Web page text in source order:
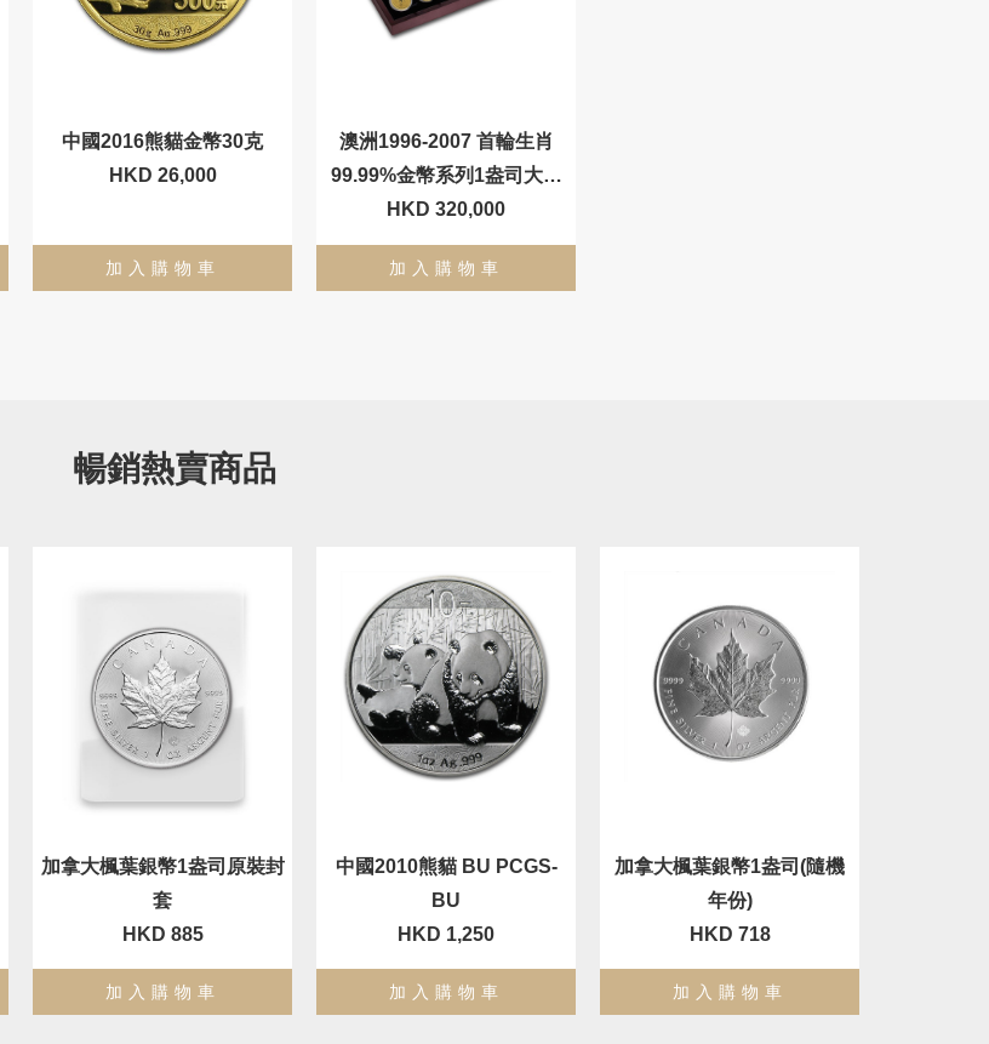
中國2016熊貓金幣30克
HKD 26,000
加入購物車
澳洲1996-2007 首輪生肖
99.99%金幣系列1盎司大全
套
HKD 320,000
加入購物車
暢銷熱賣商品
加拿大楓葉銀幣1盎司原裝封
套
HKD 885
加入購物車
中國2010熊貓 BU PCGS-
BU
HKD 1,250
加入購物車
加拿大楓葉銀幣1盎司(隨機
年份)
HKD 718
加入購物車